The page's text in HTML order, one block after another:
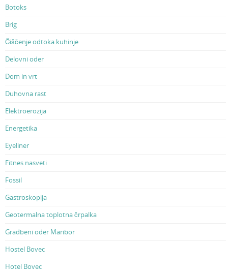
Botoks
Brig
Čiščenje odtoka kuhinje
Delovni oder
Dom in vrt
Duhovna rast
Elektroerozija
Energetika
Eyeliner
Fitnes nasveti
Fossil
Gastroskopija
Geotermalna toplotna črpalka
Gradbeni oder Maribor
Hostel Bovec
Hotel Bovec